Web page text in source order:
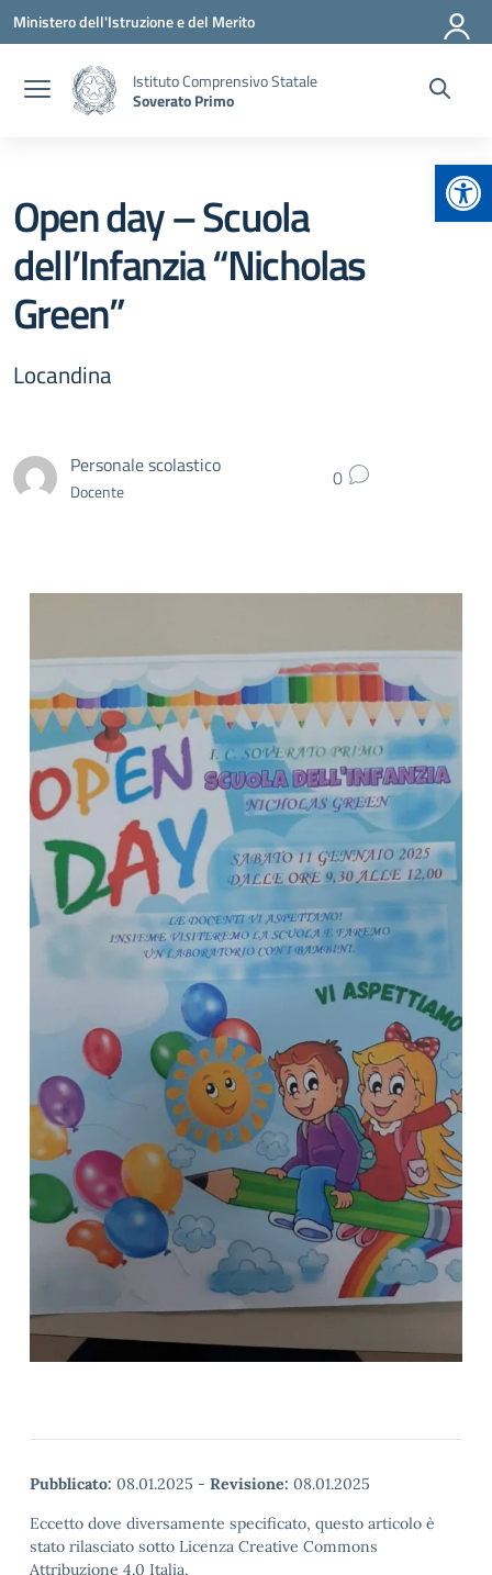
Vai ai contenuti
Vai al menu di navigazione
Vai al footer
Ministero dell'Istruzione e del Merito
Istituto Comprensivo Statale
Soverato Primo
Open day – Scuola
dell’Infanzia “Nicholas
Green”
Locandina
Personale scolastico
Docente 0
Pubblicato: 08.01.2025 - Revisione: 08.01.2025
Eccetto dove diversamente specificato, questo articolo è
stato rilasciato sotto Licenza Creative Commons
Attribuzione 4.0 Italia.